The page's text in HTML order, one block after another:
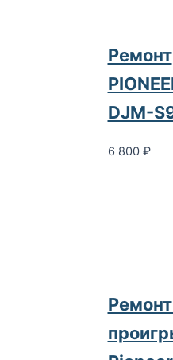
Ремонт
DJM-
6 800 ₽